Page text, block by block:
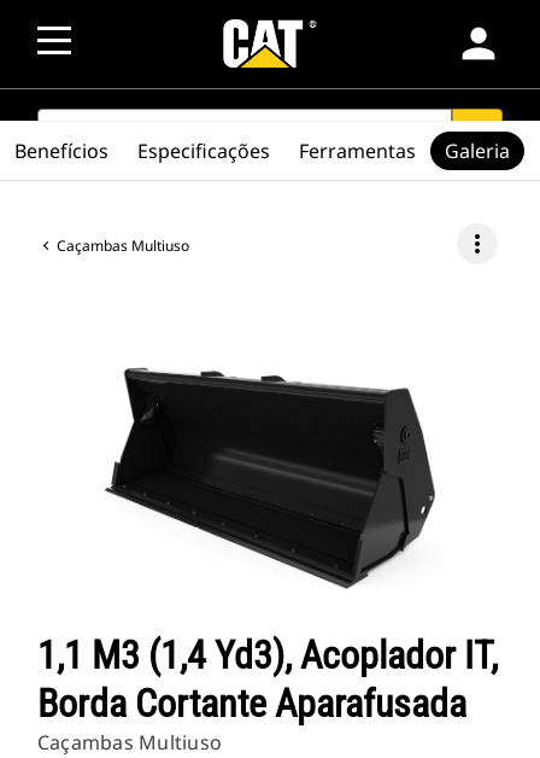
person
SEARCH search
Caçambas Multiuso more_vert
1,1 M3 (1,4 Yd3), Acoplador IT,
Borda Cortante Aparafusada
Caçambas Multiuso
Benefícios Especificações Ferramentas Galeria